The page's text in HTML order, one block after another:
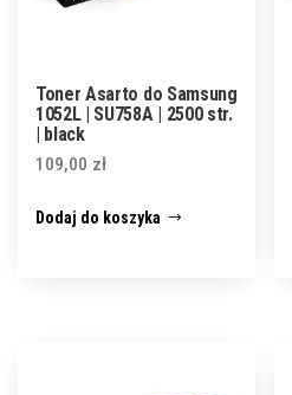
Toner Asarto do Samsung
1052L | SU758A | 2500 str.
| black
109,00 zł
Dodaj do koszyka